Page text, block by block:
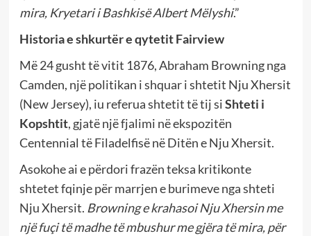
mira, Kryetari i Bashkisë Albert Mëlyshi.”
Historia e shkurtër e qytetit Fairview
Më 24 gusht të vitit 1876, Abraham Browning nga
Camden, një politikan i shquar i shtetit Nju Xhersit
(New Jersey), iu referua shtetit të tij siShteti i
Kopshtit, gjatë një fjalimi në ekspozitën
Centennial të Filadelfisë në Ditën e Nju Xhersit.
Asokohe ai e përdori frazën teksa kritikonte
shtetet fqinje për marrjen e burimeve nga shteti
Nju Xhersit. Browning e krahasoi Nju Xhersin me
një fuçi të madhe të mbushur me gjëra të mira, për